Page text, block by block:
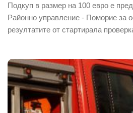
Подкуп в размер на 100 евро е
Районно управление - Поморие за
резултатите от стартирала